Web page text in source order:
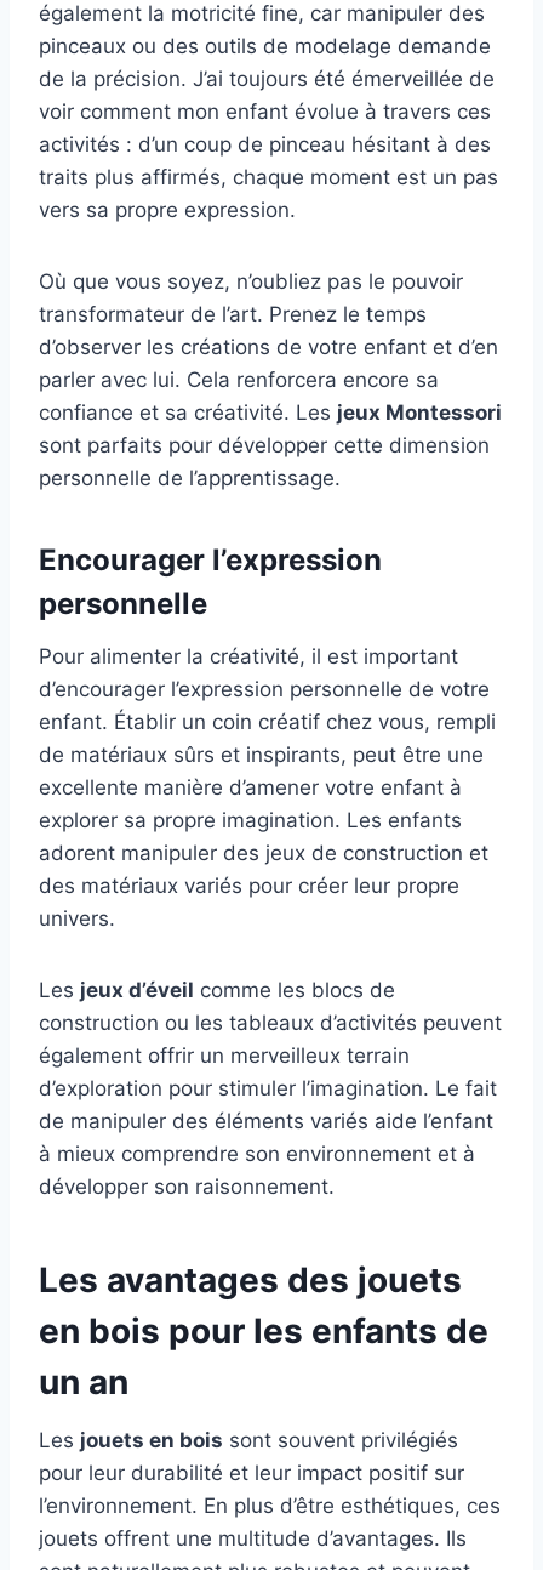
également la motricité fine, car manipuler des
pinceaux ou des outils de modelage demande
de la précision. J’ai toujours été émerveillée de
voir comment mon enfant évolue à travers ces
activités : d’un coup de pinceau hésitant à des
traits plus affirmés, chaque moment est un pas
vers sa propre expression.
Où que vous soyez, n’oubliez pas le pouvoir
transformateur de l’art. Prenez le temps
d’observer les créations de votre enfant et d’en
parler avec lui. Cela renforcera encore sa
confiance et sa créativité. Les jeux Montessori
sont parfaits pour développer cette dimension
personnelle de l’apprentissage.
Encourager l’expression
personnelle
Pour alimenter la créativité, il est important
d’encourager l’expression personnelle de votre
enfant. Établir un coin créatif chez vous, rempli
de matériaux sûrs et inspirants, peut être une
excellente manière d’amener votre enfant à
explorer sa propre imagination. Les enfants
adorent manipuler des jeux de construction et
des matériaux variés pour créer leur propre
univers.
Les jeux d’éveil comme les blocs de
construction ou les tableaux d’activités peuvent
également offrir un merveilleux terrain
d’exploration pour stimuler l’imagination. Le fait
de manipuler des éléments variés aide l’enfant
à mieux comprendre son environnement et à
développer son raisonnement.
Les avantages des jouets
en bois pour les enfants de
un an
Les jouets en bois sont souvent privilégiés
pour leur durabilité et leur impact positif sur
l’environnement. En plus d’être esthétiques, ces
jouets offrent une multitude d’avantages. Ils